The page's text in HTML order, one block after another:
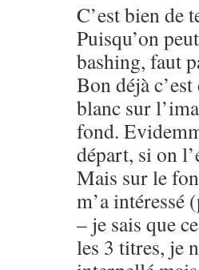
C’est bien de
Puisqu’on
bashing, faut
Bon déjà
blanc sur
fond.
départ, si on
Mais sur le
m’a intéressé
– je sais que
les 3 titres, je